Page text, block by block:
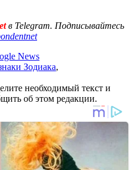
в Telegram. Подписывайтесь
News
Зодиака,
необходимый текст и
об этом редакции.